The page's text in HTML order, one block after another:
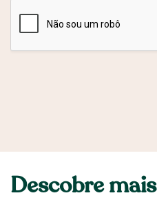
Descobre mais